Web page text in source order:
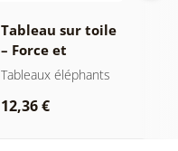
Tableau sur toile
– Force et
sérénité de
Tableaux éléphants
12,36 €